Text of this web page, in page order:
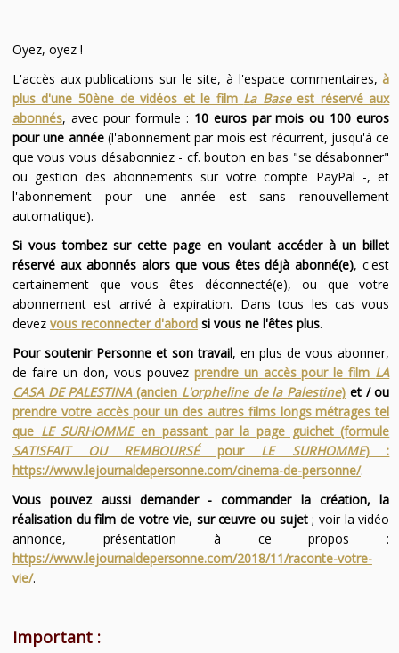
Oyez, oyez !
L'accès aux publications sur le site, à l'espace commentaires,à
plus d'une 50ène de vidéos et le film La Baseest réservé aux
abonnés, avec pour formule : 10 euros par mois ou 100 euros
pour une année(l'abonnement par mois est récurrent, jusqu'à ce
que vous vous désabonniez - cf. bouton en bas "se désabonner"
ou gestion des abonnements sur votre compte PayPal -, et
l'abonnement pour une année est sans renouvellement
automatique).
Si vous tombez sur cette page en voulant accéder à un billet
réservé aux abonnés alors que vous êtes déjà abonné(e), c'est
certainement que vous êtes déconnecté(e), ou que votre
abonnement est arrivé à expiration. Dans tous les cas vous
devez vous reconnecter d'abordsi vous ne l'êtes plus.
Pour soutenir Personne et son travail, en plus de vous abonner,
de faire un don, vous pouvez prendre un accès pour le film LA
CASA DE PALESTINA(ancien L'orpheline de la Palestine) et / ou
prendre votre accès pour un des autres films longs métrages tel
que LE SURHOMMEen passant par la page guichet (formule
SATISFAIT OU REMBOURSÉpour LE SURHOMME) :
https://www.lejournaldepersonne.com/cinema-de-personne/.
Vous pouvez aussi demander - commander la création, la
réalisation du film de votre vie, sur œuvre ou sujet; voir la vidéo
annonce, présentation à ce propos :
https://www.lejournaldepersonne.com/2018/11/raconte-votre-
vie/.
Important :